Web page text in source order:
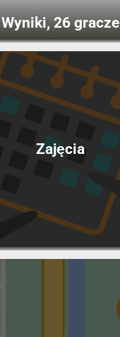
Wyniki, 26 gracze
Zajęcia